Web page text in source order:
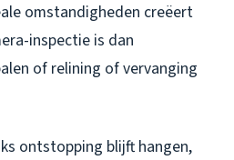
omstandigheden creëert
inspectie is dan
of relining of vervanging
ontstopping blijft hangen,